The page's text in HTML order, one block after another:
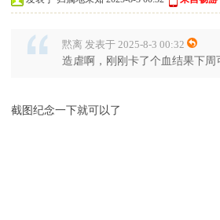
黙离 发表于 2025-8-3 00:32
造虐啊，刚刚卡了个血结果下周
截图纪念一下就可以了